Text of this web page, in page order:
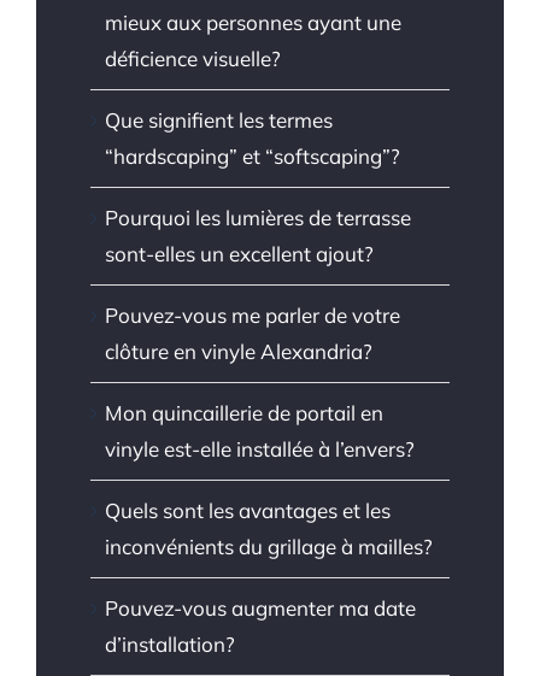
mieux aux personnes ayant une
déficience visuelle?
Que signifient les termes
“hardscaping” et “softscaping”?
Pourquoi les lumières de terrasse
sont-elles un excellent ajout?
Pouvez-vous me parler de votre
clôture en vinyle Alexandria?
Mon quincaillerie de portail en
vinyle est-elle installée à l’envers?
Quels sont les avantages et les
inconvénients du grillage à mailles?
Pouvez-vous augmenter ma date
d’installation?